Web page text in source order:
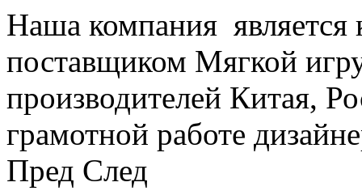
Наша компания
поставщиком Мягкой
производителей Китая,
грамотной работе
Пред След